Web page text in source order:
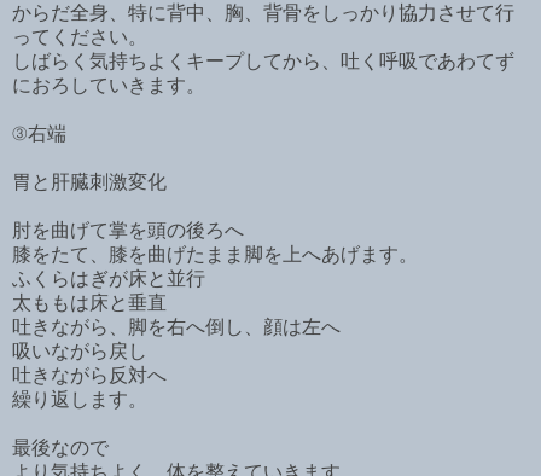
からだ全身、特に背中、胸、背骨をしっかり協力させて行
ってください。
しばらく気持ちよくキープしてから、吐く呼吸であわてず
におろしていきます。
③右端
胃と肝臓刺激変化
肘を曲げて掌を頭の後ろへ
膝をたて、膝を曲げたまま脚を上へあげます。
ふくらはぎが床と並行
太ももは床と垂直
吐きながら、脚を右へ倒し、顔は左へ
吸いながら戻し
吐きながら反対へ
繰り返します。
最後なので
より気持ちよく、体を整えていきます。